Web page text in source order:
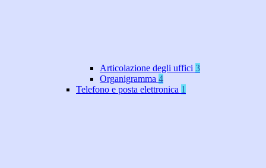
Articolazione degli uffici 3
Organigramma 4
Telefono e posta elettronica 1